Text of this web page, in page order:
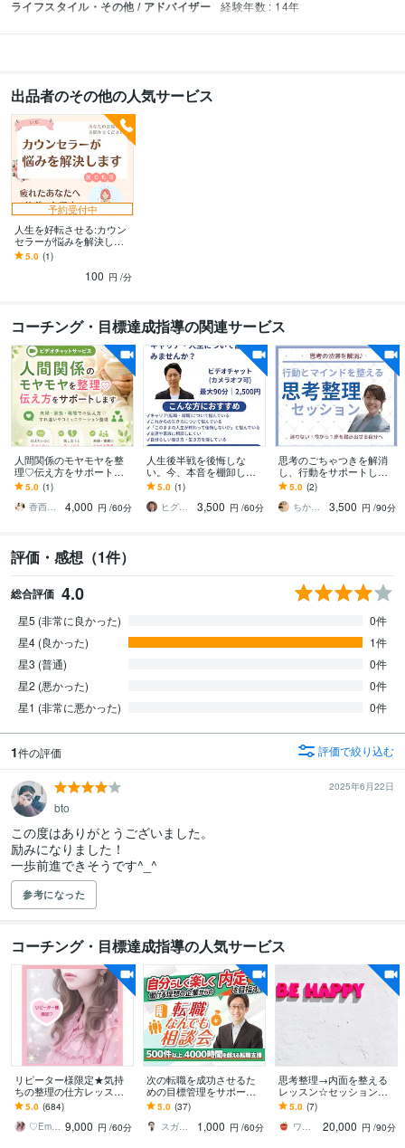
ライフスタイル・その他 / アドバイザー 経験年数 : 14年
出品者のその他の人気サービス
予約受付中
人生を好転させる:カウン
セラーが悩みを解決しま
す 疲れたあなたへ。2人で
話して楽になりましょ
う！ストレス軽減！
5.0 (1)
100 円 /分
コーチング・目標達成指導の関連サービス
人間関係のモヤモヤを整
理♡伝え方をサポートし
ます 夫婦・家族・職場で
の伝え方♡すれ違いやコ
ミュニケーション整理
5.0 (1)
香西 浬希（こうざい りの）カウンセラー
4,000 円 /60分
人生後半戦を後悔しな
い。今、本音を棚卸しし
ます 人生後半戦、もう後
悔したくない。あなたの
本音を丁寧に聴きます
5.0 (1)
ヒグチダイスケ｜ライフメンター
3,500 円 /60分
思考のごちゃつきを解消
し、行動をサポートしま
す 【即一歩を踏み出せる
思考整理でモヤモヤもス
ッキリ解消！】
5.0 (2)
ちかこ【目標達成サポート】
3,500 円 /90分
評価・感想（1件）
総合評価 4.0
星5 (非常に良かった)
0件
星4 (良かった)
1件
星3 (普通)
0件
星2 (悪かった)
0件
星1 (非常に悪かった)
0件
1件の評価 評価で絞り込む
2025年6月22日
bto
この度はありがとうございました。
励みになりました！
一歩前進できそうです^_^
参考になった
コーチング・目標達成指導の人気サービス
リピーター様限定★気持
ちの整理の仕方レッスン
します ♡R7年1月から1年
以上、自己啓発ランキン
グ1位継続中です♡
5.0 (684)
♡Ema♡ヒーリング看護師♡カウンセラー 9,000 円 /60分
次の転職を成功させるた
めの目標管理をサポート
します 転職に関するお悩
み解消、目的・目標管理
のお手伝い
5.0 (37)
スガケン｜採用者の心をがっちり掴む転職術
1,000 円 /60分
思考整理→内面を整える
レッスン☆セッションま
す うまくいかない理由は
自分の内側にある。思考
から変えてみよう。
5.0 (7)
ワンダリング（最終形態w）
20,000 円 /90分